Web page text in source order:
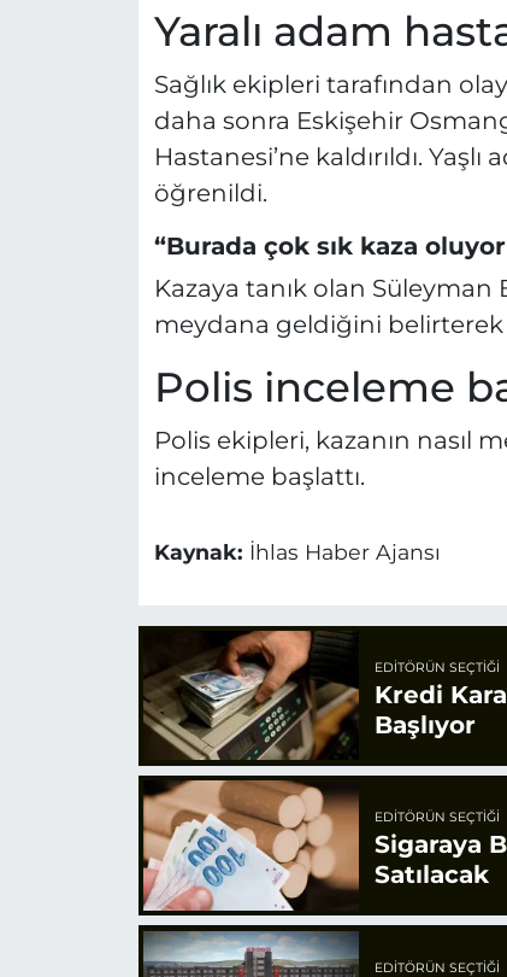
Yaralı adam
Sağlık ekipleri tarafından
daha sonra Eskişehir
Hastanesi’ne kaldırıldı.
öğrenildi.
“Burada çok sık kaza
Kazaya tanık olan Süleyman
meydana geldiğini belirterek
Polis inceleme
Polis ekipleri, kazanın nasıl
inceleme başlattı.
Kaynak: İhlas Haber Ajansı
EDITÖRÜN SEÇTIĞI
Kredi
Başlıyor
EDITÖRÜN SEÇTIĞI
Sigaraya
Satılacak
EDITÖRÜN SEÇTIĞI